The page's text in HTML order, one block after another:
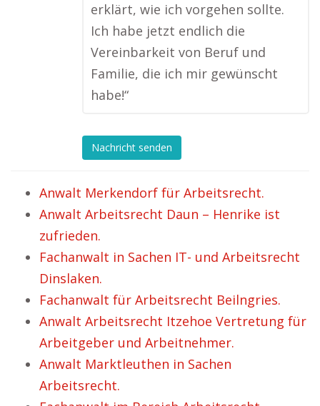
erklärt, wie ich vorgehen sollte.
Ich habe jetzt endlich die
Vereinbarkeit von Beruf und
Familie, die ich mir gewünscht
habe!“
Nachricht senden
Anwalt Merkendorf für Arbeitsrecht.
Anwalt Arbeitsrecht Daun – Henrike ist
zufrieden.
Fachanwalt in Sachen IT- und Arbeitsrecht
Dinslaken.
Fachanwalt für Arbeitsrecht Beilngries.
Anwalt Arbeitsrecht Itzehoe Vertretung für
Arbeitgeber und Arbeitnehmer.
Anwalt Marktleuthen in Sachen
Arbeitsrecht.